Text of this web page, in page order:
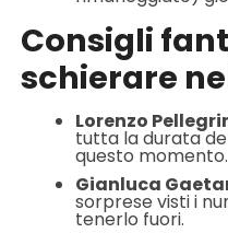
Consigli
schierare
Lorenzo
tutta la durata
questo momento.
Gianluca
sorprese visti i
tenerlo fuori.